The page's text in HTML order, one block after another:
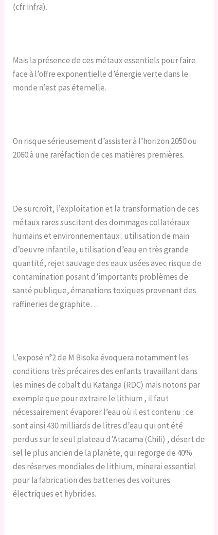
(cfr infra).
Mais la présence de ces métaux essentiels pour faire
face à l’offre exponentielle d’énergie verte dans le
monde n’est pas éternelle.
On risque sérieusement d’assister à l’horizon 2050 ou
2060 à une raréfaction de ces matières premières.
De surcroît, l’exploitation et la transformation de ces
métaux rares suscitent des dommages collatéraux
humains et environnementaux : utilisation de main
d’oeuvre infantile, utilisation d’eau en très grande
quantité, rejet sauvage des eaux usées avec risque de
contamination posant d’importants problèmes de
santé publique, émanations toxiques provenant des
raffineries de graphite…
L’exposé n°2 de M Bisoka évoquera notamment les
conditions très précaires des enfants travaillant dans
les mines de cobalt du Katanga (RDC) mais notons par
exemple que pour extraire le lithium , il faut
nécessairement évaporer l’eau où il est contenu : ce
sont ainsi 430 milliards de litres d’eau qui ont été
perdus sur le seul plateau d’Atacama (Chili) , désert de
sel le plus ancien de la planète, qui regorge de 40%
des réserves mondiales de lithium, minerai essentiel
pour la fabrication des batteries des voitures
électriques et hybrides.